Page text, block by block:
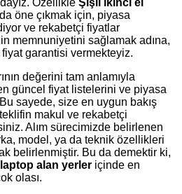
öne çıkmak için, piyasa
ve rekabetçi fiyatlar
memnuniyetini sağlamak adına,
garantisi vermekteyiz.
değerini tam anlamıyla
güncel fiyat listelerini ve piyasa
sayede, size en uygun bakış
teklifin makul ve rekabetçi
Alım sürecimizde belirlenen
model, ya da teknik özellikleri
belirlenmiştir. Bu da demektir ki,
alan yerler içinde en
olası.